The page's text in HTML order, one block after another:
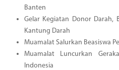
Banten
Gelar Kegiatan Donor Darah,
Kantung Darah
Muamalat Salurkan Beasiswa
Muamalat Luncurkan
Indonesia